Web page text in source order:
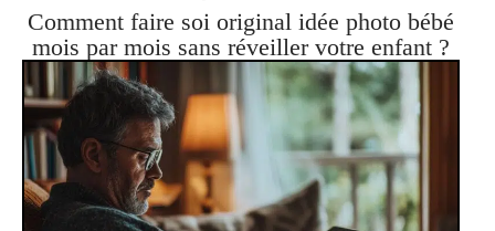
Comment faire soi original idée photo bébé
mois par mois sans réveiller votre enfant ?